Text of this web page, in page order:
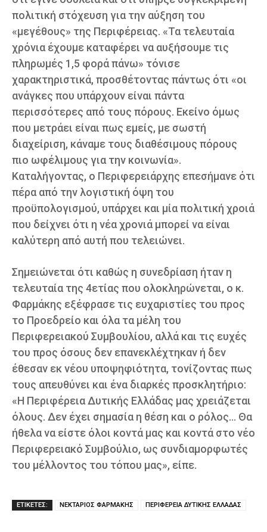
πολιτική στόχευση για την αύξηση του
«μεγέθους» της Περιφέρειας. «Τα τελευταία
χρόνια έχουμε καταφέρει να αυξήσουμε τις
πληρωμές 1,5 φορά πάνω» τόνισε
χαρακτηριστικά, προσθέτοντας πάντως ότι «οι
ανάγκες που υπάρχουν είναι πάντα
περισσότερες από τους πόρους. Εκείνο όμως
που μετράει είναι πως εμείς, με σωστή
διαχείριση, κάναμε τους διαθέσιμους πόρους
πιο ωφέλιμους για την κοινωνία».
Καταλήγοντας, ο Περιφερειάρχης επεσήμανε ότι
πέρα από την λογιστική όψη του
προϋπολογισμού, υπάρχει και μία πολιτική χροιά
που δείχνει ότι η νέα χρονιά μπορεί να είναι
καλύτερη από αυτή που τελειώνει.
Σημειώνεται ότι καθώς η συνεδρίαση ήταν η
τελευταία της 4ετίας που ολοκληρώνεται, ο κ.
Φαρμάκης εξέφρασε τις ευχαριστίες του προς
το Προεδρείο και όλα τα μέλη του
Περιφερειακού Συμβουλίου, αλλά και τις ευχές
του προς όσους δεν επανεκλέχτηκαν ή δεν
έθεσαν εκ νέου υποψηφιότητα, τονίζοντας πως
τους απευθύνει και ένα διαρκές προσκλητήριο:
«Η Περιφέρεια Δυτικής Ελλάδας μας χρειάζεται
όλους. Δεν έχει σημασία η θέση και ο ρόλος… Θα
ήθελα να είστε όλοι κοντά μας και κοντά στο νέο
Περιφερειακό Συμβούλιο, ως συνδιαμορφωτές
του μέλλοντος του τόπου μας», είπε.
ΕΤΙΚΕΤΕΣ: ΝΕΚΤΑΡΙΟΣ ΦΑΡΜΑΚΗΣ ΠΕΡΙΦΕΡΕΙΑ ΔΥΤΙΚΗΣ ΕΛΛΑΔΑΣ